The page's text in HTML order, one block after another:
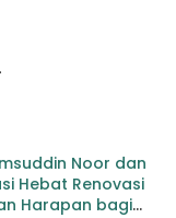
Noor dan
Hebat Renovasi
Harapan bagi